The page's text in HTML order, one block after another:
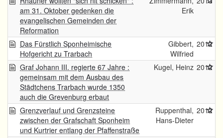
am 31. Oktober gedenken die
evangelischen Gemeinden der
Reformation
Erik
Das Fürstlich Sponheimische
Hofgericht zu Trarbach
Gibbert,
Wilfried
2012
Graf Johann III. regierte 67 Jahre :
gemeinsam mit dem Ausbau des
Städtchens Trarbach wurde 1350
auch die Grevenburg erbaut
Kugel, Heinz 2012
Grenzverlauf und Grenzsteine
zwischen der Grafschaft Sponheim
und Kurtrier entlang der Pfaffenstraße
Ruppenthal,
Hans-Dieter
2012